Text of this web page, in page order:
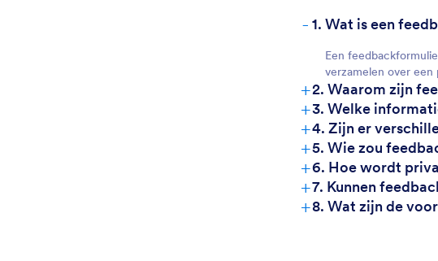
- 1. Wat is een
Een
verzamelen over
+2. Waarom zijn
+3. Welke
+4. Zijn er
+5. Wie zou
+6. Hoe wordt
+7. Kunnen
+8. Wat zijn de